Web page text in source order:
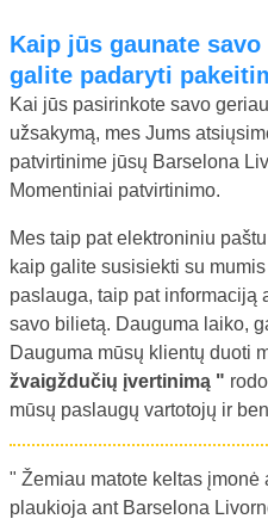
Kaip jūs gaunate savo bilietą ir kaip jūs
galite padaryti
Kai jūs pasirinkote savo
užsakymą, mes Jums
patvirtinime jūsų Barselona
Momentiniai patvirtinimo.
Mes taip pat elektroniniu
kaip galite susisiekti su
paslauga, taip pat informaciją
savo bilietą. Dauguma laiko,
Dauguma mūsų klientų duoti
žvaigždučių įvertinimą "
mūsų paslaugų vartotojų ir
" Žemiau matote keltas įmonė
plaukioja ant Barselona